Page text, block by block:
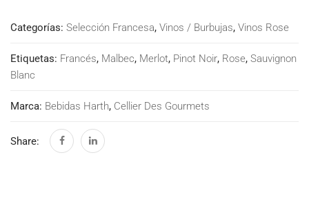
Categorías: Selección Francesa, Vinos / Burbujas, Vinos Rose
Etiquetas: Francés, Malbec, Merlot, Pinot Noir, Rose, Sauvignon
Blanc
Marca: Bebidas Harth, Cellier Des Gourmets
Share: